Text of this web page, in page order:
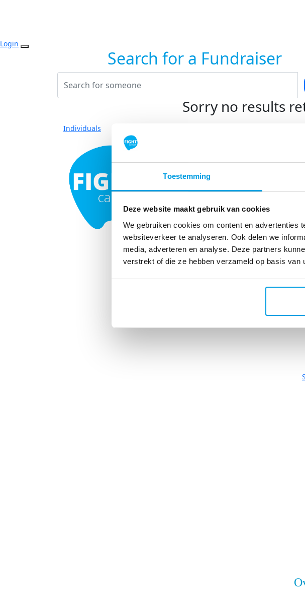
Toestemming
Deze website maakt gebruik van cookies
We gebruiken cookies om content en advertenties
websiteverkeer te analyseren. Ook delen we
media, adverteren en analyse. Deze partners
verstrekt of die ze hebben verzameld op basis van
Login
Search for a Fundraiser
Sorry no results
Individuals